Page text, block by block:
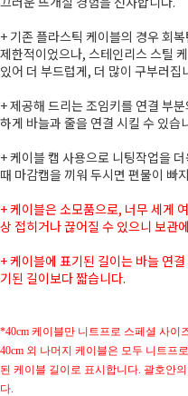
+ 기존 플라스틱 케이블의 경우 회
제한적이었으나, 스테인리스 스틸
있어 더 부드럽게, 더 많이 구부러집
+ 제공해 드리는 조임키를 연결 부
하게 바늘과 줄을 연결 시킬 수 있습
+ 케이블 캡 사용으로 니팅작업을
때 마감캡을 끼워 두시면 편물이 빠
+케이블은 소모품으로, 너무 세게
상 접히거나 끊어질 수 있으니 보관
+ 케이블에 표기된 길이는 바늘 연
기된 길이보다 짧습니다.
*40cm 케이블만 니트프로 스페셜 사이
40cm 외 나머지 케이블은 모두 니트프
된 케이블 길이로 표시합니다. 괄호안
다.